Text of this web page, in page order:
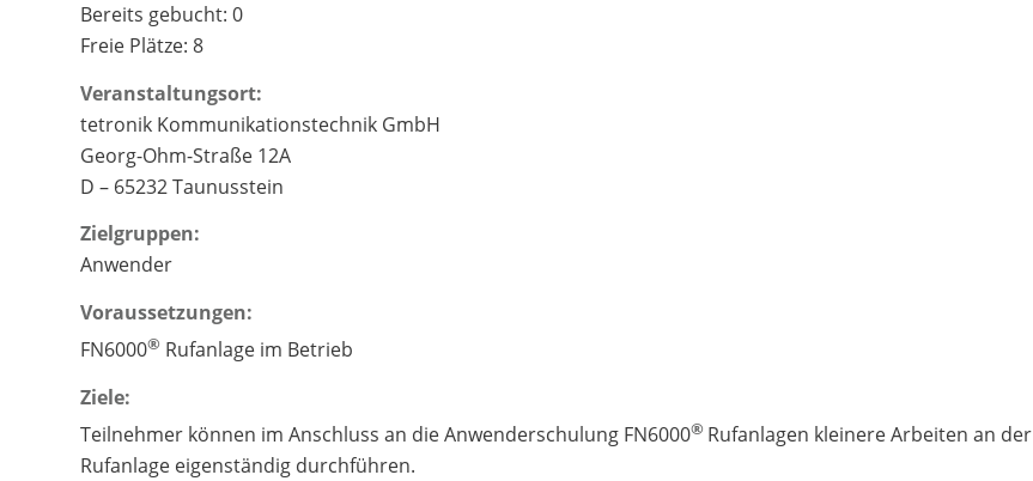
Bereits gebucht: 0
Freie Plätze: 8
Veranstaltungsort:
tetronik Kommunikationstechnik GmbH
Georg-Ohm-Straße 12A
D – 65232 Taunusstein
Zielgruppen:
Anwender
Voraussetzungen:
FN6000® Rufanlage im Betrieb
Ziele:
Teilnehmer können im Anschluss an die Anwenderschulung FN6000® Rufanlagen kleinere Arbeiten an der
Rufanlage eigenständig durchführen.